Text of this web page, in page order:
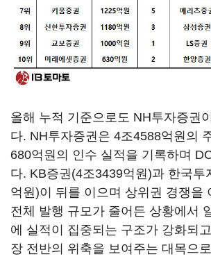
올해 누적 기준으로도 NH투자증권
다. NH투자증권은 4조4588억원의
680억원의 인수 실적을 기록하며
다. KB증권(4조3439억원)과 한국투
억원)이 뒤를 이으며 상위권 경쟁을
전체 발행 규모가 줄어든 상황에서
에 실적이 집중되는 구조가 강화되
장 전반의 위축을 보여주는 대목으